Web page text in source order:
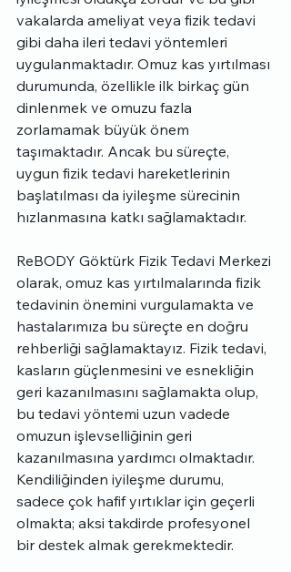
vakalarda ameliyat veya fizik tedavi
gibi daha ileri tedavi yöntemleri
uygulanmaktadır. Omuz kas yırtılması
durumunda, özellikle ilk birkaç gün
dinlenmek ve omuzu fazla
zorlamamak büyük önem
taşımaktadır. Ancak bu süreçte,
uygun fizik tedavi hareketlerinin
başlatılması da iyileşme sürecinin
hızlanmasına katkı sağlamaktadır.
ReBODY Göktürk Fizik Tedavi Merkezi
olarak, omuz kas yırtılmalarında fizik
tedavinin önemini vurgulamakta ve
hastalarımıza bu süreçte en doğru
rehberliği sağlamaktayız. Fizik tedavi,
kasların güçlenmesini ve esnekliğin
geri kazanılmasını sağlamakta olup,
bu tedavi yöntemi uzun vadede
omuzun işlevselliğinin geri
kazanılmasına yardımcı olmaktadır.
Kendiliğinden iyileşme durumu,
sadece çok hafif yırtıklar için geçerli
olmakta; aksi takdirde profesyonel
bir destek almak gerekmektedir.